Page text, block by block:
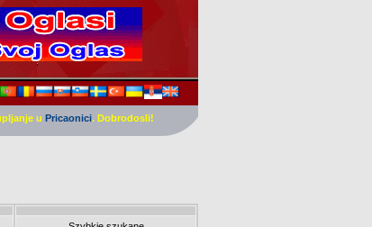
u Pricaonici. Dobrodosli!